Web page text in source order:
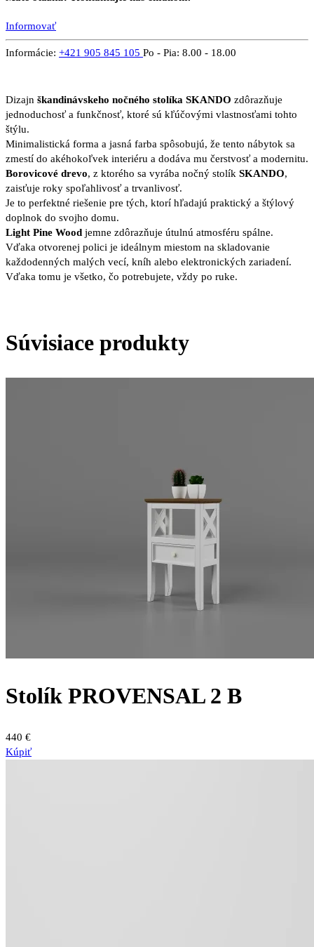
Informovať
Informácie: +421 905 845 105 Po - Pia: 8.00 - 18.00
Dizajn škandinávskeho nočného stolíka SKANDO zdôrazňuje
jednoduchosť a funkčnosť, ktoré sú kľúčovými vlastnosťami tohto
štýlu.
Minimalistická forma a jasná farba spôsobujú, že tento nábytok sa
zmestí do akéhokoľvek interiéru a dodáva mu čerstvosť a modernitu.
Borovicové drevo, z ktorého sa vyrába nočný stolík SKANDO,
zaisťuje roky spoľahlivosť a trvanlivosť.
Je to perfektné riešenie pre tých, ktorí hľadajú praktický a štýlový
doplnok do svojho domu.
Light Pine Wood jemne zdôrazňuje útulnú atmosféru spálne.
Vďaka otvorenej polici je ideálnym miestom na skladovanie
každodenných malých vecí, kníh alebo elektronických zariadení.
Vďaka tomu je všetko, čo potrebujete, vždy po ruke.
Súvisiace produkty
Stolík PROVENSAL 2 B
440 €
Kúpiť